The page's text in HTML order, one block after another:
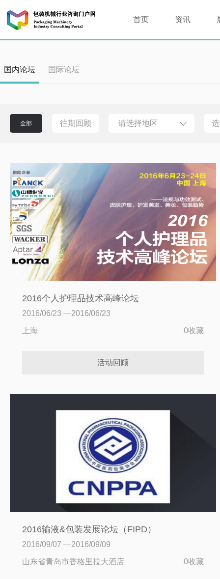
首页 资讯
国内论坛 国际论坛
全部 往期回顾 请选择地区
2016个人护理品技术高峰论坛
2016/06/23 —2016/06/23
上海 0收藏
活动回顾
2016输液&包装发展论坛（FIPD）
2016/09/07 —2016/09/09
山东省青岛市香格里拉大酒店 0收藏